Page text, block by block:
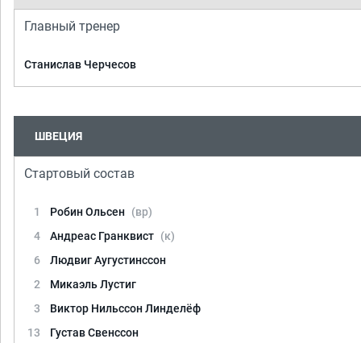
Главный тренер
Станислав Черчесов
ШВЕЦИЯ
Стартовый состав
1 Робин Ольсен (вр)
4
Андреас Гранквист (к)
6
Людвиг Аугустинссон
2
Микаэль Лустиг
3
Виктор Нильссон Линделёф
13
Густав Свенссон